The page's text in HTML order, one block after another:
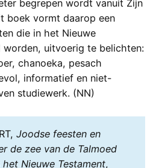
begrepen wordt vanuit Zijn
boek vormt daarop een
die in het Nieuwe
worden, uitvoerig te belichten:
chanoeka, pesach
informatief en niet-
studiewerk. (NN)
Joodse feesten en
de zee van de Talmoed
Nieuwe Testament,